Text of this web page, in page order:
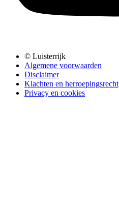
© Luisterrijk
Algemene voorwaarden
Disclaimer
Klachten en herroepingsrecht
Privacy en cookies